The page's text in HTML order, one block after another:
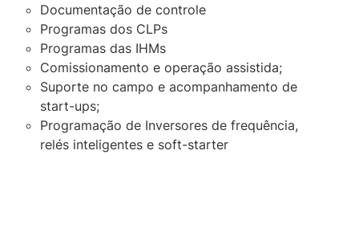
Documentação de controle
Programas dos CLPs
Programas das IHMs
Comissionamento e operação assistida;
Suporte no campo e acompanhamento de
start-ups;
Programação de Inversores de frequência,
relés inteligentes e soft-starter